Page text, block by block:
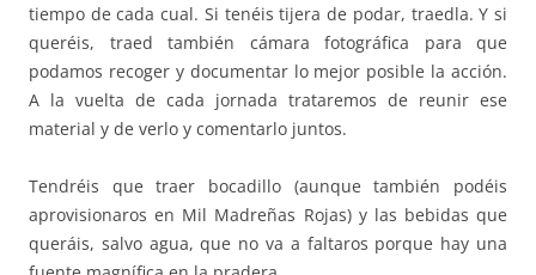
tiempo de cada cual. Si tenéis tijera de podar, traedla. Y si
queréis, traed también cámara fotográfica para que
podamos recoger y documentar lo mejor posible la acción.
A la vuelta de cada jornada trataremos de reunir ese
material y de verlo y comentarlo juntos.
Tendréis que traer bocadillo (aunque también podéis
aprovisionaros en Mil Madreñas Rojas) y las bebidas que
queráis, salvo agua, que no va a faltaros porque hay una